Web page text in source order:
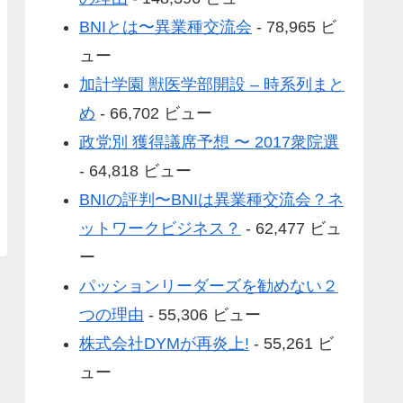
BNIとは〜異業種交流会 - 78,965 ビ
ュー
加計学園 獣医学部開設 – 時系列まと
め - 66,702 ビュー
政党別 獲得議席予想 〜 2017衆院選
- 64,818 ビュー
BNIの評判〜BNIは異業種交流会？ネ
ットワークビジネス？ - 62,477 ビュ
ー
パッションリーダーズを勧めない２
つの理由 - 55,306 ビュー
株式会社DYMが再炎上! - 55,261 ビ
ュー